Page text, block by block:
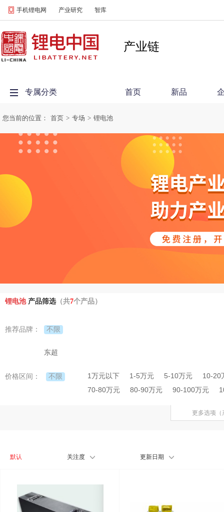
手机锂电网 产业研究 智库
产业链
专属分类 首页 新品
您当前的位置： 首页 > 专场 > 锂电池
锂电池 产品筛选（共7个产品）
推荐品牌： 不限
东超
价格区间： 不限 1万元以下 1-5万元 5-10万元
10-20
70-80万元
80-90万元 90-100万元
更多选项
默认 关注度 更新日期